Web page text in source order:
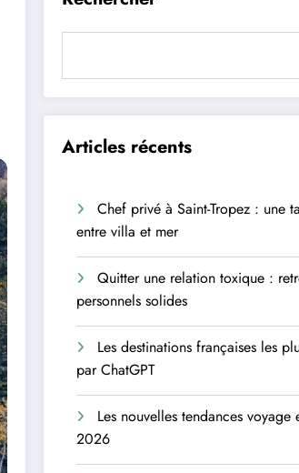
Articles récents
Chef privé à Saint-Tropez : une
entre villa et mer
Quitter une relation toxique :
personnels solides
Les destinations françaises les
par ChatGPT
Les nouvelles tendances voyage
2026